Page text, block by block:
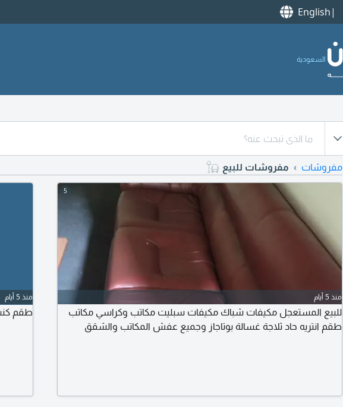
English
السعودية
مفروشات مفروشات للبيع
5
منذ 5 أيام
للبيع المستعجل مكيفات شباك مكيفات سبليت مكاتب وكراسي مكاتب
طقم انتريه حاد ثلاجة غسالة بوتاجاز وجميع عفش المكاتب والشقق
منذ 5 أيام
طقم كنب 11 شخص وطاولة طعام 4 كراسي